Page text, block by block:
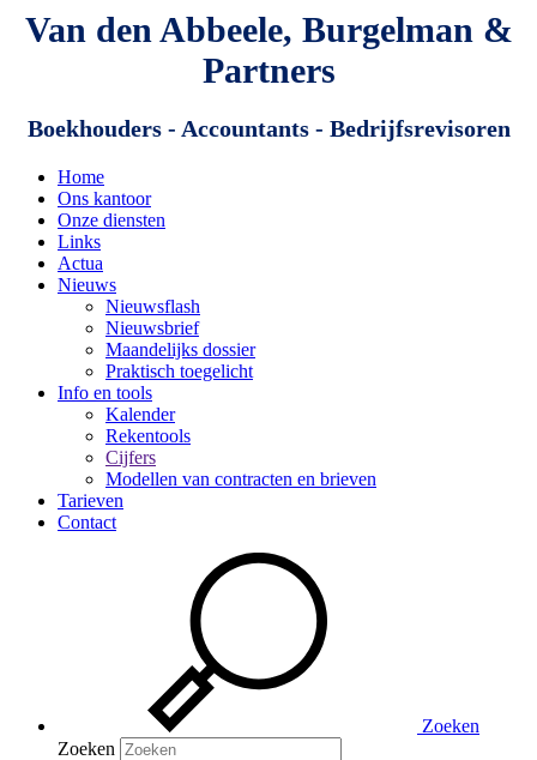
Van den Abbeele, Burgelman &
Partners
Boekhouders - Accountants - Bedrijfsrevisoren
Home
Ons kantoor
Onze diensten
Links
Actua
Nieuws
Nieuwsflash
Nieuwsbrief
Maandelijks dossier
Praktisch toegelicht
Info en tools
Kalender
Rekentools
Cijfers
Modellen van contracten en brieven
Tarieven
Contact
Zoeken
Zoeken